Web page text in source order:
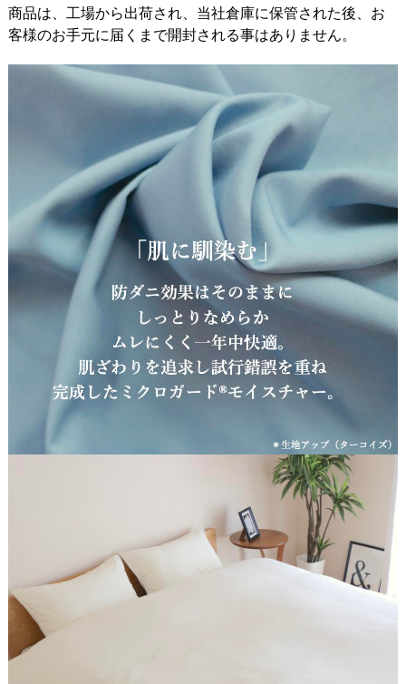
商品は、工場から出荷され、当社倉庫に保管された後、お
客様のお手元に届くまで開封される事はありません。